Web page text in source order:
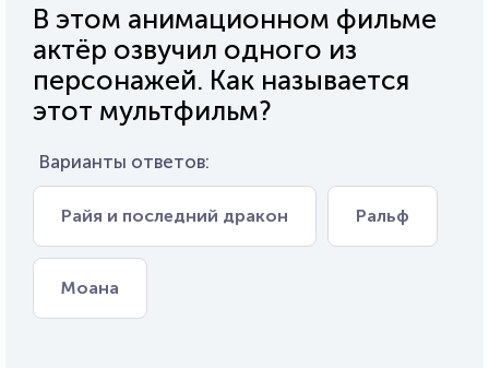
В этом анимационном фильме
актёр озвучил одного из
персонажей. Как называется
этот мультфильм?
Варианты ответов:
Райя и последний дракон Ральф
Моана